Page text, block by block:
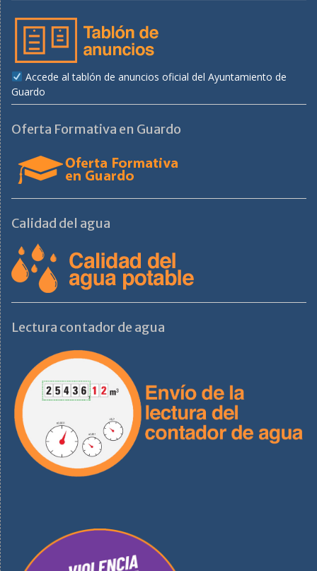
Accede al tablón de anuncios oficial del Ayuntamiento de
Guardo
Oferta Formativa en Guardo
Calidad del agua
Lectura contador de agua